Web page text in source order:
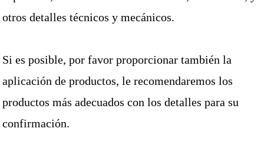
otros detalles técnicos y mecánicos.
Si es posible, por favor proporcionar también la
aplicación de productos, le recomendaremos los
productos más adecuados con los detalles para su
confirmación.